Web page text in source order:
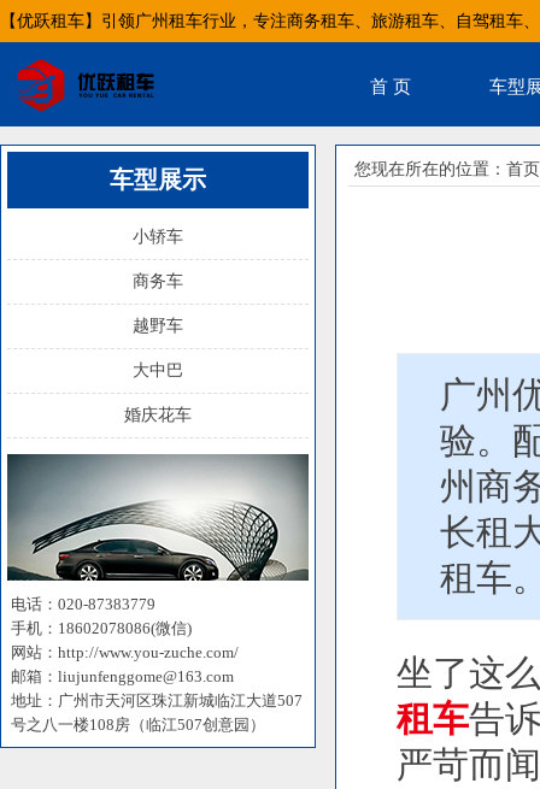
【优跃租车】引领广州租车行业，专注商务租车、旅游租车、自驾租车
首 页 车型
车型展示
小轿车
商务车
越野车
大中巴
婚庆花车
电话：020-87383779
手机：18602078086(微信)
网站：http://www.you-zuche.com/
邮箱：liujunfenggome@163.com
地址：广州市天河区珠江新城临江大道507
号之八一楼108房（临江507创意园）
您现在所在的位置： 首页
广州
验。
州商
长租
租车
坐了这
租车告
严苛而